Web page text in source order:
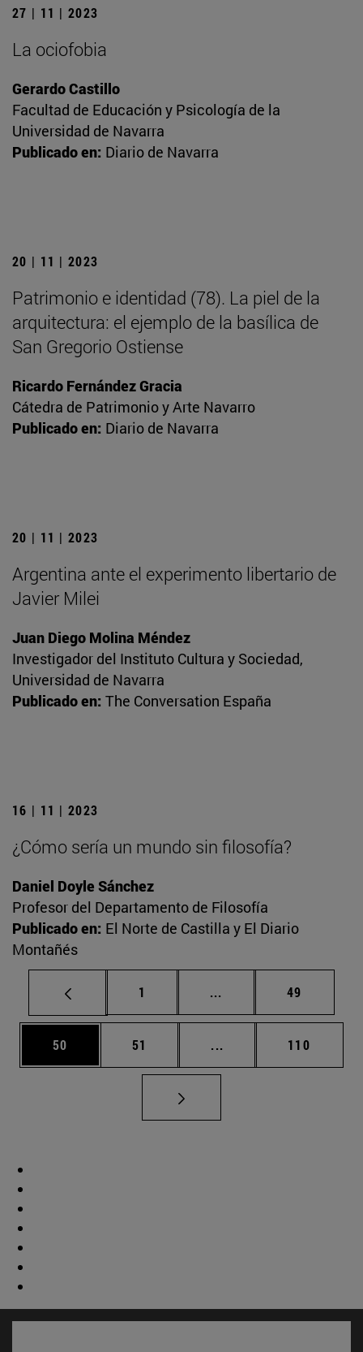
27 | 11 | 2023
La ociofobia
Gerardo Castillo
Facultad de Educación y Psicología de la
Universidad de Navarra
Publicado en: Diario de Navarra
20 | 11 | 2023
Patrimonio e identidad (78). La piel de la
arquitectura: el ejemplo de la basílica de
San Gregorio Ostiense
Ricardo Fernández Gracia
Cátedra de Patrimonio y Arte Navarro
Publicado en: Diario de Navarra
20 | 11 | 2023
Argentina ante el experimento libertario de
Javier Milei
Juan Diego Molina Méndez
Investigador del Instituto Cultura y Sociedad,
Universidad de Navarra
Publicado en: The Conversation España
16 | 11 | 2023
¿Cómo sería un mundo sin filosofía?
Daniel Doyle Sánchez
Profesor del Departamento de Filosofía
Publicado en: El Norte de Castilla y El Diario
Montañés
Página
1 ... Páginas intermedias
Página
49
Página
50 Página
51 ... Páginas intermedias
Página
110